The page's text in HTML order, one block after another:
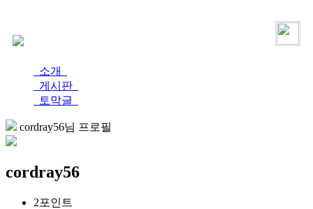
소개
게시판
토막글
cordray56님 프로필
cordray56
2포인트